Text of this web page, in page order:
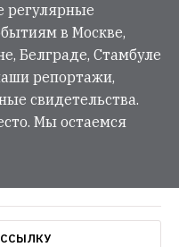
регулярные
в Москве,
Белграде, Стамбуле
репортажи,
свидетельства.
Мы остаемся